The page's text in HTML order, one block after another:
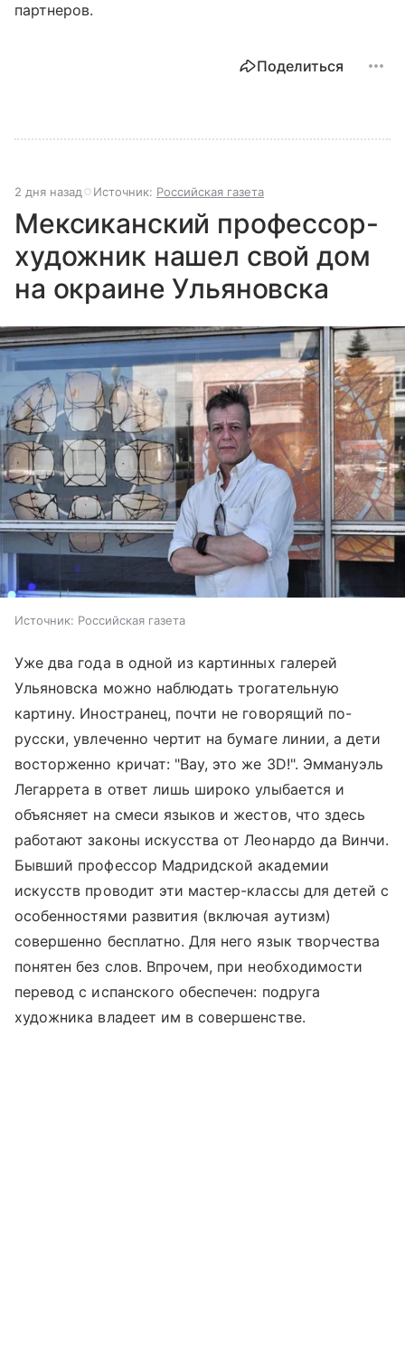
партнеров.
Поделиться
2 дня назад Источник: Российская газета
Мексиканский профессор-
художник нашел свой дом
на окраине Ульяновска
Источник: Российская газета
Уже два года в одной из картинных галерей
Ульяновска можно наблюдать трогательную
картину. Иностранец, почти не говорящий по-
русски, увлеченно чертит на бумаге линии, а дети
восторженно кричат: "Вау, это же 3D!". Эммануэль
Легаррета в ответ лишь широко улыбается и
объясняет на смеси языков и жестов, что здесь
работают законы искусства от Леонардо да Винчи.
Бывший профессор Мадридской академии
искусств проводит эти мастер-классы для детей с
особенностями развития (включая аутизм)
совершенно бесплатно. Для него язык творчества
понятен без слов. Впрочем, при необходимости
перевод с испанского обеспечен: подруга
художника владеет им в совершенстве.